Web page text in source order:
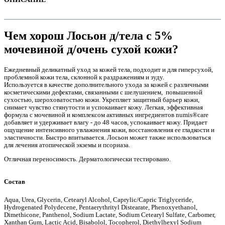
Чем хорош Лосьон д/тела с 5%
мочевиной д/очень сухой кожи?
Ежедневный деликатный уход за кожей тела, подходит и для гиперсухой,
проблемной кожи тела, склонной к раздражениям и зуду.
Используется в качестве дополнительного ухода за кожей с различными
косметическими дефектами, связанными с шелушением, повышенной
сухостью, шероховатостью кожи. Укрепляет защитный барьер кожи,
снимает чувство стянутости и успокаивает кожу. Легкая, эффективная
формула с мочевиной и комплексом активных ингредиентов numis®care
добавляет и удерживает влагу - до 48 часов, успокаивает кожу. Придает
ощущение интенсивного увлажнения кожи, восстановления ее гладкости и
эластичности. Быстро впитывается. Лосьон может также использоваться
для лечения атопической экземы и псориаза.
Отличная переносимость. Дерматологически тестировано.
Состав
Aqua, Urea, Glycerin, Cetearyl Alcohol, Caprylic/Capric Triglyceride,
Hydrogenated Polydecene, Pentaerythrityl Distearate, Phenoxyethanol,
Dimethicone, Panthenol, Sodium Lactate, Sodium Cetearyl Sulfate, Carbomer,
Xanthan Gum, Lactic Acid, Bisabolol, Tocopherol, Diethylhexyl Sodium